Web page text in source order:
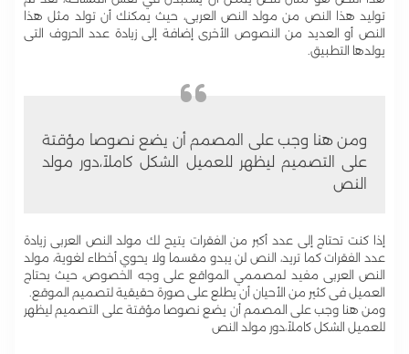
توليد هذا النص من مولد النص العربى، حيث يمكنك أن تولد مثل هذا
النص أو العديد من النصوص الأخرى إضافة إلى زيادة عدد الحروف التى
يولدها التطبيق.
ومن هنا وجب على المصمم أن يضع نصوصا مؤقتة
على التصميم ليظهر للعميل الشكل كاملاً،دور مولد
النص
إذا كنت تحتاج إلى عدد أكبر من الفقرات يتيح لك مولد النص العربى زيادة
عدد الفقرات كما تريد، النص لن يبدو مقسما ولا يحوي أخطاء لغوية، مولد
النص العربى مفيد لمصممي المواقع على وجه الخصوص، حيث يحتاج
العميل فى كثير من الأحيان أن يطلع على صورة حقيقية لتصميم الموقع.
ومن هنا وجب على المصمم أن يضع نصوصا مؤقتة على التصميم ليظهر
للعميل الشكل كاملاً،دور مولد النص